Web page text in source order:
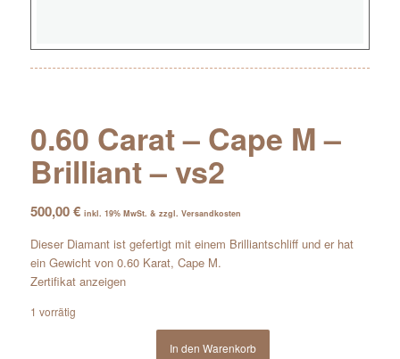
0.60 Carat – Cape M –
Brilliant – vs2
500,00€ inkl. 19% MwSt. & zzgl. Versandkosten
Dieser Diamant ist gefertigt mit einem Brilliantschliff und er hat
ein Gewicht von 0.60 Karat, Cape M.
Zertifikat anzeigen
1 vorrätig
In den Warenkorb